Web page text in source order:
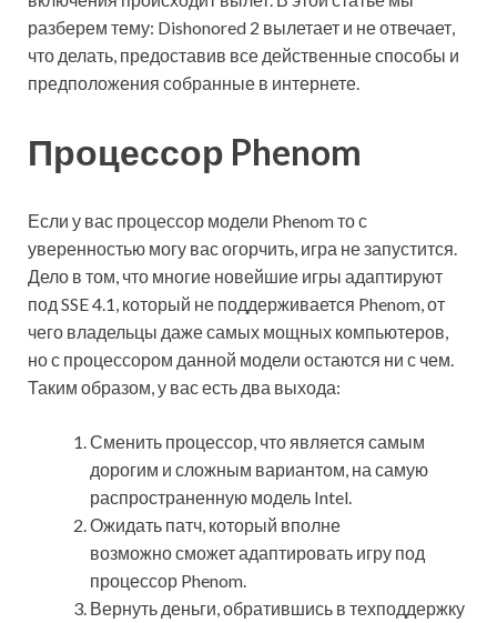
разберем тему: Dishonored 2 вылетает и не отвечает,
что делать, предоставив все действенные способы и
предположения собранные в интернете.
Процессор Phenom
Если у вас процессор модели Phenom то с
уверенностью могу вас огорчить, игра не запустится.
Дело в том, что многие новейшие игры адаптируют
под SSE 4.1, который не поддерживается Phenom, от
чего владельцы даже самых мощных компьютеров,
но с процессором данной модели остаются ни с чем.
Таким образом, у вас есть два выхода:
Сменить процессор, что является самым
дорогим и сложным вариантом, на самую
распространенную модель Intel.
Ожидать патч, который вполне
возможно сможет адаптировать игру под
процессор Phenom.
Вернуть деньги, обратившись в техподдержку